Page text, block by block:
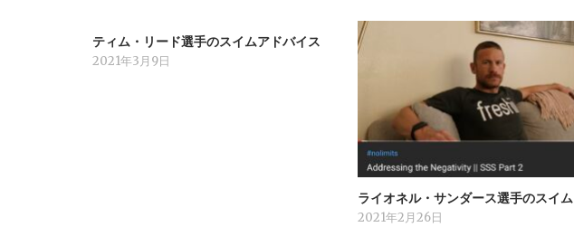
ティム・リード選手のスイムアドバイス
2021年3月9日
ライオネル・サンダース選手のスイム
2021年2月26日